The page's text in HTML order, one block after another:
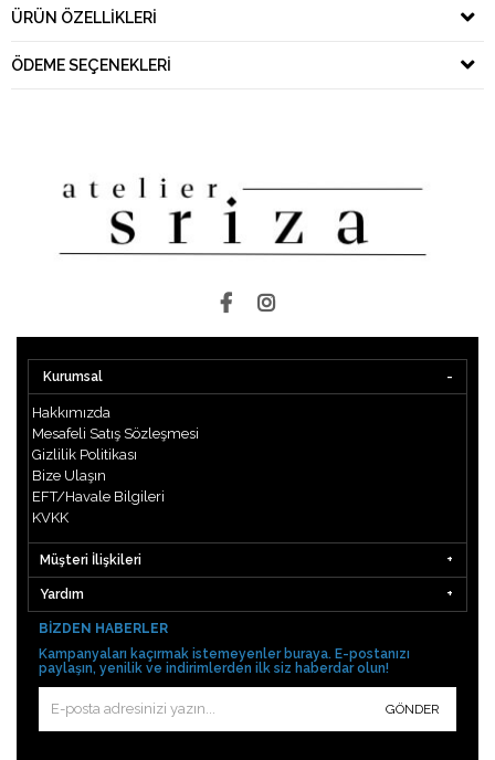
ÜRÜN ÖZELLIKLERI
ÖDEME SEÇENEKLERI
Kurumsal
Hakkımızda
Mesafeli Satış Sözleşmesi
Gizlilik Politikası
Bize Ulaşın
EFT/Havale Bilgileri
KVKK
Müşteri İlişkileri
Yardım
BIZDEN HABERLER
Kampanyaları kaçırmak istemeyenler buraya. E-postanızı
paylaşın, yenilik ve indirimlerden ilk siz haberdar olun!
GÖNDER